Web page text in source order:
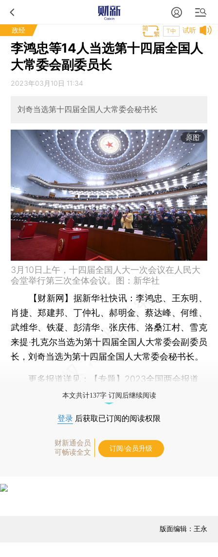
政经 试听
T中
李鸿忠等14人当选第十四届全国人
大常委会副委员长
2023年03月10日 11:34
刘奇当选第十四届全国人大常委会秘书长
原图
3月10日上午，十四届全国人大一次会议在人民大
会堂举行第三次全体会议。图：新华社
【财新网】 据新华社快讯：李鸿忠、王东明、
肖捷、郑建邦、丁仲礼、郝明金、蔡达峰、何维、
武维华、铁凝、彭清华、张庆伟、洛桑江村、雪克
来提·扎克尔当选为第十四届全国人大常委会副委员
长，刘奇当选为第十四届全国人大常委会秘书长。
更多报道详见： 【专题】2023全国两会报道
本文共计137字 订阅后继续阅读
登录 后获取已订阅的阅读权限
财新通会员
可畅读全文
订阅/会员升级
版面编辑：王永